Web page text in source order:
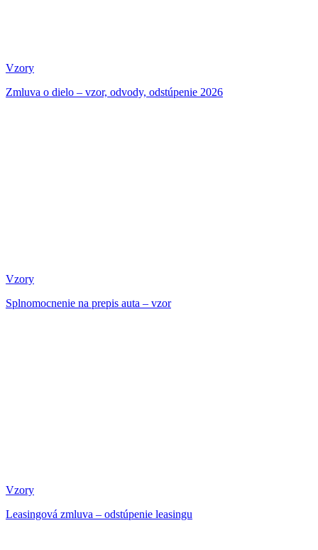
Vzory
Zmluva o dielo – vzor, odvody, odstúpenie 2026
Vzory
Splnomocnenie na prepis auta – vzor
Vzory
Leasingová zmluva – odstúpenie leasingu